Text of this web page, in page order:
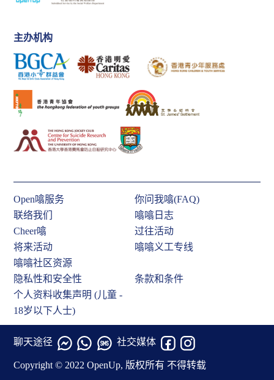
主办机构
Open噏服务
你问我噏(FAQ)
联络我们
噏噏日志
Cheer噏
过往活动
将来活动
噏噏义工专线
噏噏社区资源
隐私性和安全性
条款和条件
个人资料收集声明 (儿童 -
18岁以下人士)
聊天途径 社交媒体
Copyright © 2022 OpenUp, 版权所有 不得转载